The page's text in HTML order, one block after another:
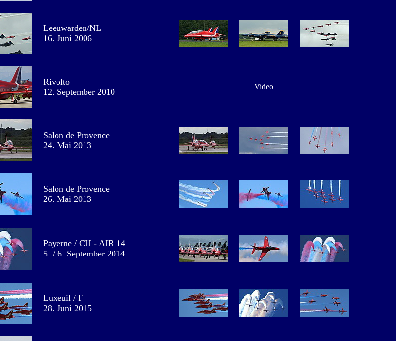
Leeuwarden/NL
16. Juni 2006
Rivolto
12. September 2010
Video
Salon de Provence
24. Mai 2013
Salon de Provence
26. Mai 2013
Payerne / CH - AIR 14
5. / 6. September 2014
Luxeuil / F
28. Juni 2015